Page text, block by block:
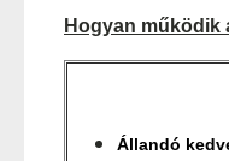
Hogyan működik
Állandó